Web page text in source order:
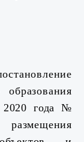
2020 года №